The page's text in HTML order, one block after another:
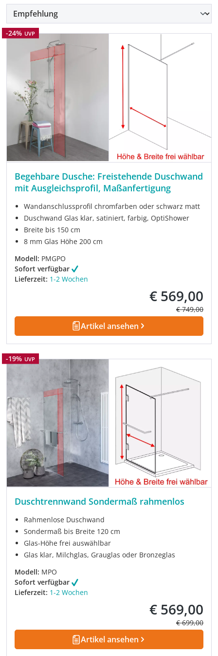
Rabatt
-24% UVP
Begehbare Dusche: Freistehende Duschwand
mit Ausgleichsprofil, Maßanfertigung
Wandanschlussprofil chromfarben oder schwarz matt
Duschwand Glas klar, satiniert, farbig, OptiShower
Breite bis 150 cm
8 mm Glas Höhe 200 cm
Modell: PMGPO
Sofort verfügbar
Lieferzeit: 1-2 Wochen
Verkaufspreis:
€ 569,00
Regulärer
€ 749,00
Artikel ansehen
Rabatt
-19% UVP
Duschtrennwand Sondermaß rahmenlos
Rahmenlose Duschwand
Sondermaß bis Breite 120 cm
Glas-Höhe frei auswählbar
Glas klar, Milchglas, Grauglas oder Bronzeglas
Modell: MPO
Sofort verfügbar
Lieferzeit: 1-2 Wochen
Verkaufspreis:
€ 569,00
Regulärer
€ 699,00
Artikel ansehen